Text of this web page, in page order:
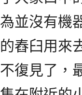
並沒有機
舂臼用來
復見了，